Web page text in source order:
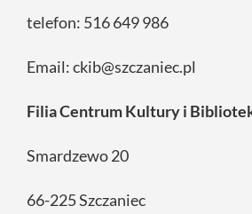
telefon: 516 649 986
Email:ckib@szczaniec.pl
Filia Centrum Kultury i
Smardzewo 20
66-225 Szczaniec